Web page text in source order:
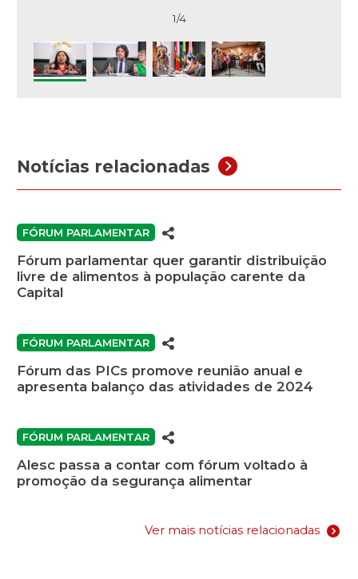
1/4
Notícias relacionadas
FÓRUM PARLAMENTAR
Fórum parlamentar quer garantir distribuição
livre de alimentos à população carente da
Capital
FÓRUM PARLAMENTAR
Fórum das PICs promove reunião anual e
apresenta balanço das atividades de 2024
FÓRUM PARLAMENTAR
Alesc passa a contar com fórum voltado à
promoção da segurança alimentar
Ver mais notícias relacionadas